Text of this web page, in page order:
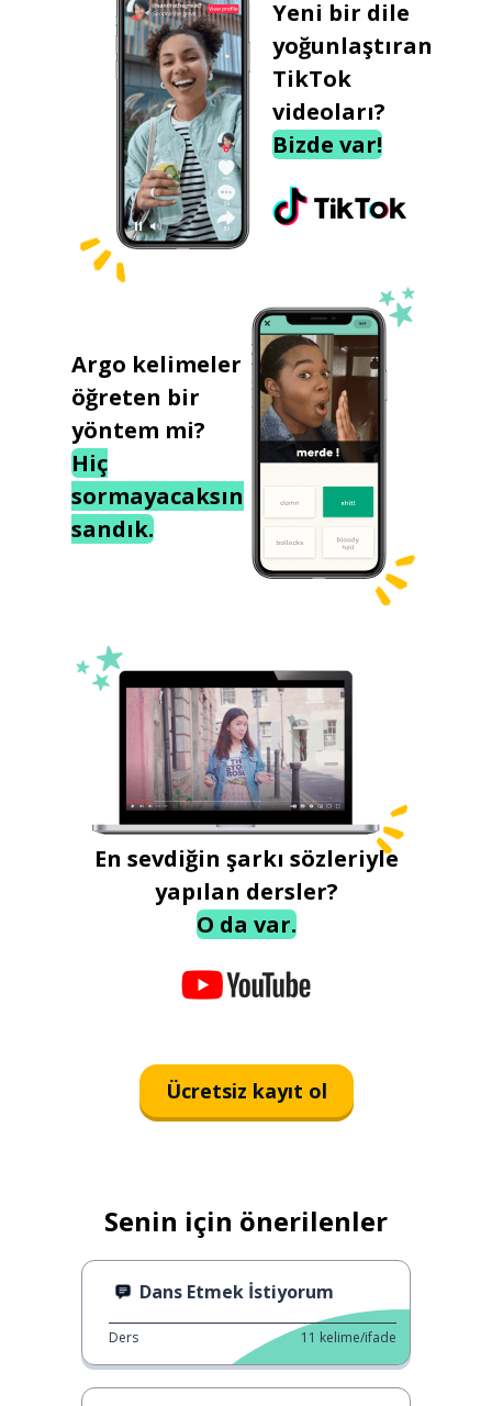
Yeni bir dile
yoğunlaştıran
TikTok
videoları?
Bizde var!
Argo kelimeler
öğreten bir
yöntem mi?
Hiç
sormayacaksın
sandık.
En sevdiğin şarkı sözleriyle
yapılan dersler?
O da var.
Ücretsiz kayıt ol
Senin için önerilenler
Dans Etmek İstiyorum
Ders 11 kelime/ifade